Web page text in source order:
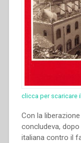
clicca per scaricare
Con la
concludeva,
italiana contro il